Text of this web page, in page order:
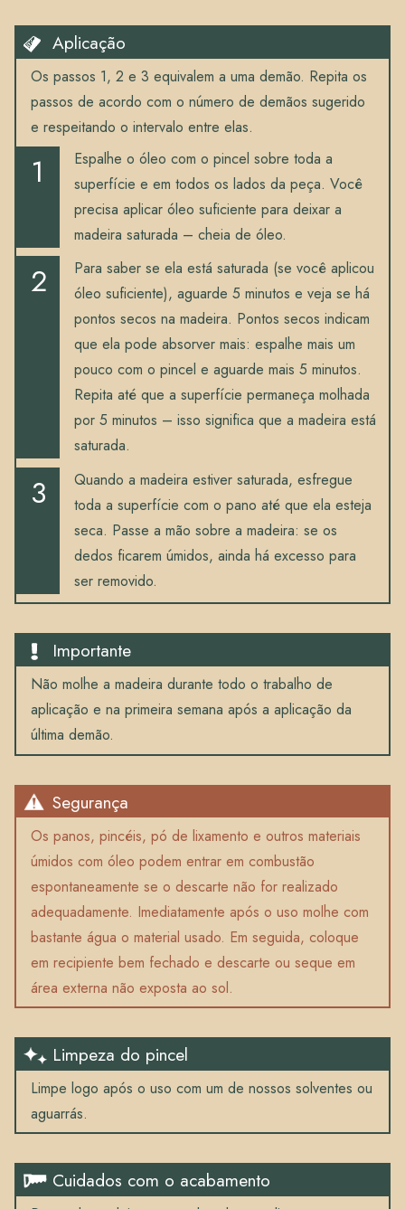
Aplicação
Os passos 1, 2 e 3 equivalem a uma demão. Repita os
passos de acordo com o número de demãos sugerido
e respeitando o intervalo entre elas.
Espalhe o óleo com o pincel sobre toda a
superfície e em todos os lados da peça. Você
precisa aplicar óleo suficiente para deixar a
madeira saturada – cheia de óleo.
Para saber se ela está saturada (se você aplicou
óleo suficiente), aguarde 5 minutos e veja se há
pontos secos na madeira. Pontos secos indicam
que ela pode absorver mais: espalhe mais um
pouco com o pincel e aguarde mais 5 minutos.
Repita até que a superfície permaneça molhada
por 5 minutos – isso significa que a madeira está
saturada.
Quando a madeira estiver saturada, esfregue
toda a superfície com o pano até que ela esteja
seca. Passe a mão sobre a madeira: se os
dedos ficarem úmidos, ainda há excesso para
ser removido.
Importante
Não molhe a madeira durante todo o trabalho de
aplicação e na primeira semana após a aplicação da
última demão.
Segurança
Os panos, pincéis, pó de lixamento e outros materiais
úmidos com óleo podem entrar em combustão
espontaneamente se o descarte não for realizado
adequadamente. Imediatamente após o uso molhe com
bastante água o material usado. Em seguida, coloque
em recipiente bem fechado e descarte ou seque em
área externa não exposta ao sol.
Limpeza do pincel
Limpe logo após o uso com um de nossos solventes ou
aguarrás.
Cuidados com o acabamento